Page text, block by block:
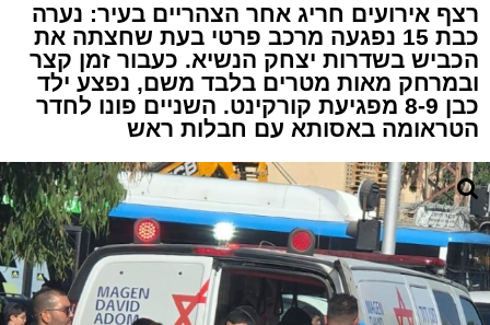
רצף אירועים חריג אחר הצהריים בעיר: נערה
כבת 15 נפגעה מרכב פרטי בעת שחצתה את
הכביש בשדרות יצחק הנשיא. כעבור זמן קצר
ובמרחק מאות מטרים בלבד משם, נפצע ילד
כבן 8-9 מפגיעת קורקינט. השניים פונו לחדר
הטראומה באסותא עם חבלות ראש